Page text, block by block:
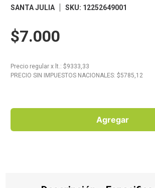
SANTA JULIA SKU: 12252649001
$7.000
Precio regular x lt. : $9333,33
PRECIO SIN IMPUESTOS NACIONALES: $5785,12
Agregar
Yerba
Juguetes
. Carne